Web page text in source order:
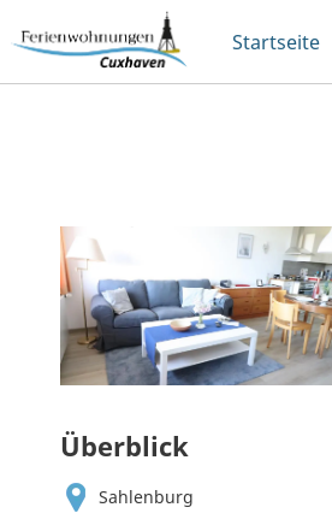
Startseite
Überblick
Sahlenburg